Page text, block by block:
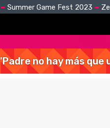
Summer Game Fest 2023
no hay más que